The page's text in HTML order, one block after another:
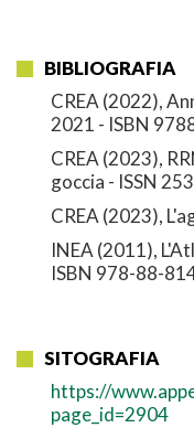
BIBLIOGRAFIA
CREA (2022),
2021 - ISBN
CREA (2023),
goccia - ISSN
CREA (2023),
INEA (2011),
ISBN 978-88-
SITOGRAFIA
https://
page_id=2904